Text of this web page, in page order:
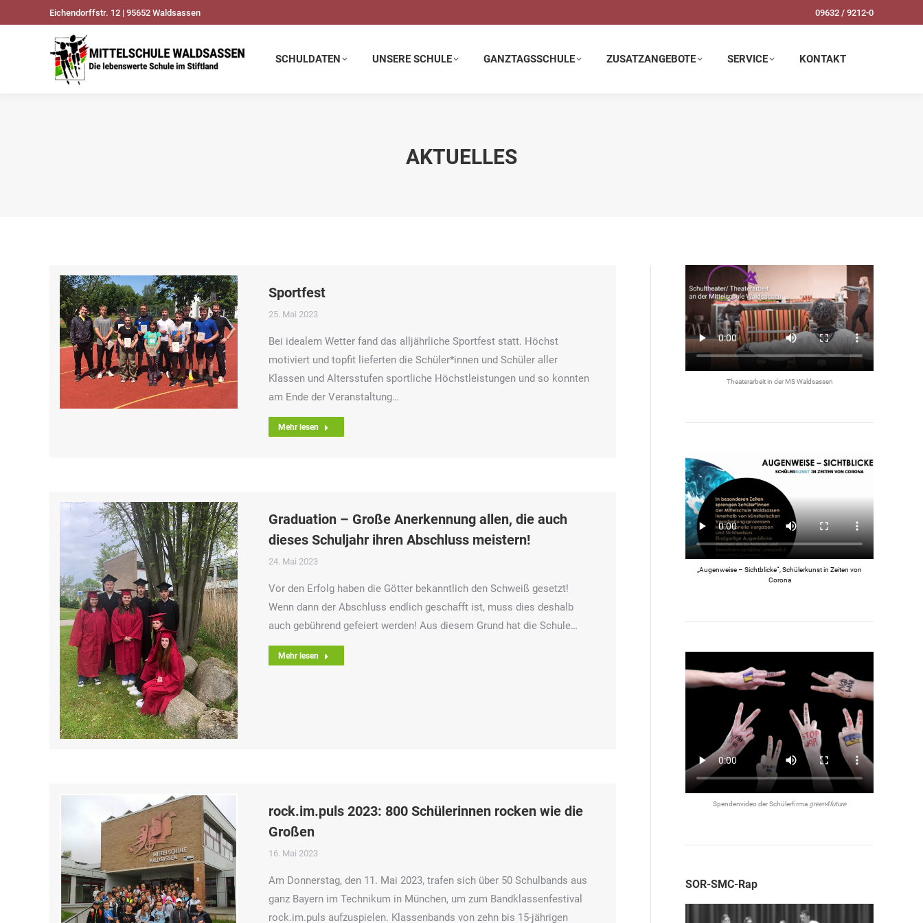
Eichendorffstr. 12 | 95652 Waldsassen 09632 / 9212-0
SCHULDATEN UNSERE SCHULE GANZTAGSSCHULE ZUSATZANGEBOTE SERVICE KONTAKT
AKTUELLES
Sportfest
25. Mai 2023
Bei idealem Wetter fand das alljährliche Sportfest statt. Höchst
motiviert und topfit lieferten die Schüler*innen und Schüler aller
Klassen und Altersstufen sportliche Höchstleistungen und so konnten
am Ende der Veranstaltung…
Mehr lesen
Graduation – Große Anerkennung allen, die auch
dieses Schuljahr ihren Abschluss meistern!
24. Mai 2023
Vor den Erfolg haben die Götter bekanntlich den Schweiß gesetzt!
Wenn dann der Abschluss endlich geschafft ist, muss dies deshalb
auch gebührend gefeiert werden! Aus diesem Grund hat die Schule…
Mehr lesen
rock.im.puls 2023: 800 Schülerinnen rocken wie die
Großen
16. Mai 2023
Am Donnerstag, den 11. Mai 2023, trafen sich über 50 Schulbands aus
ganz Bayern im Technikum in München, um zum Bandklassenfestival
rock.im.puls aufzuspielen. Klassenbands von zehn bis 15-jährigen
Theaterarbeit in der MS Waldsassen
„Augenweise – Sichtblicke“, Schülerkunst in Zeiten von
Corona
Spendenvideo der Schülerfirma green4future
SOR-SMC-Rap